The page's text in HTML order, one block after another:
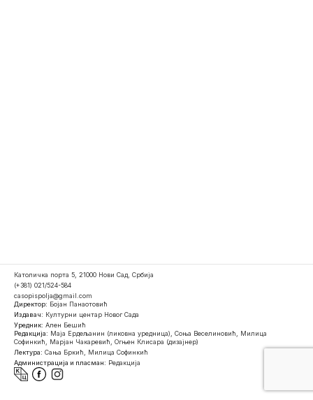
Католичка порта 5, 21000 Нови Сад, Србија
(+381) 021/524-584
casopispolja@gmail.com
Директор: Бојан Панаотовић
Издавач: Културни центар Новог Сада
Уредник: Ален Бешић
Редакција: Маја Ердељанин (ликовна уредница), Соња Веселиновић, Милица
Софинкић, Марјан Чакаревић, Огњен Клисара (дизајнер)
Лектура: Сања Бркић, Милица Софинкић
Администрација и пласман: Редакција